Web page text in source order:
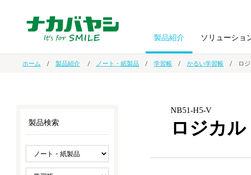
製品紹介
ノート・紙製品
スマートフォン・
タブレット関連
ソリューショ
オーダー手帳・ノベルティ制作
ドキュメントスキャニングサービス
IR情報
サステナビリティ
ホーム 製品紹介 ノート・紙製品 学習帳 かるい学習帳 ロ
NB51-H5-V
ロジカ
製品検索